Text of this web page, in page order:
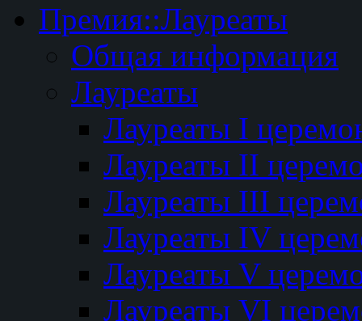
Премия::Лауреаты
Общая информация
Лауреаты
Лауреаты I
Лауреаты II
Лауреаты III
Лауреаты IV
Лауреаты V
Лауреаты VI